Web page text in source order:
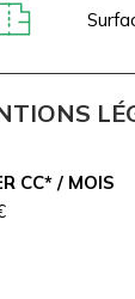
CC* / MOIS